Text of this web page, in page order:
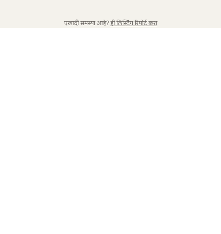
एखादी समस्या आहे? ही लिस्टिंग रिपोर्ट करा